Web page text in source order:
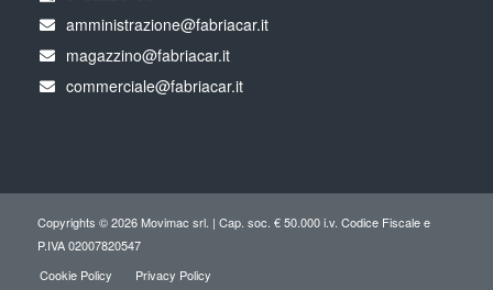
amministrazione@fabriacar.it
magazzino@fabriacar.it
commerciale@fabriacar.it
Copyrights © 2026 Movimac srl. | Cap. soc. € 50.000 i.v. Codice Fiscale e
P.IVA 02007820547
Cookie Policy
Privacy Policy